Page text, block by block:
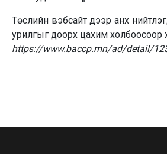
Төслийн вэбсайт дээр анх
урилгыг доорх цахим холбоосоор
https://www.baccp.mn/ad/detail/